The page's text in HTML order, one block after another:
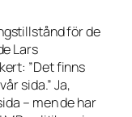
för de
Lars
”Det finns
sida.”Ja,
– men de har